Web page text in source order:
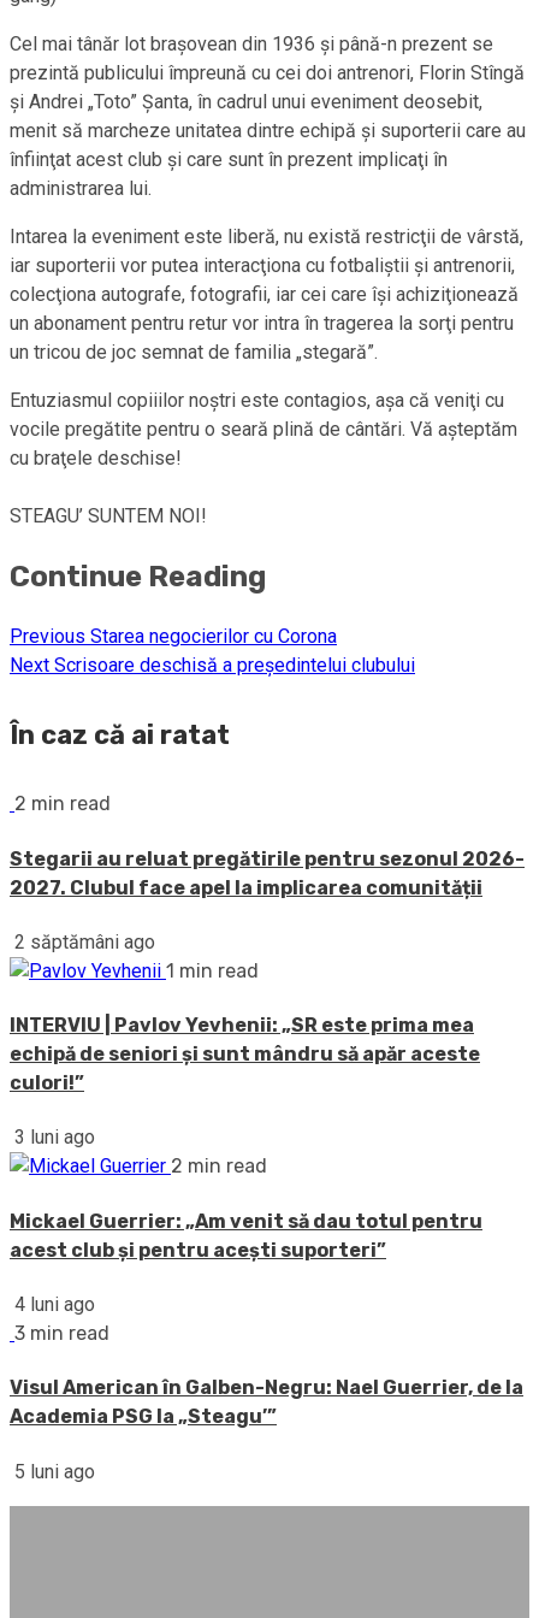
Cel mai tânăr lot braşovean din 1936 şi până-n prezent se
prezintă publicului împreună cu cei doi antrenori, Florin Stîngă
şi Andrei „Toto” Şanta, în cadrul unui eveniment deosebit,
menit să marcheze unitatea dintre echipă şi suporterii care au
înfiinţat acest club şi care sunt în prezent implicaţi în
administrarea lui.
Intarea la eveniment este liberă, nu există restricţii de vârstă,
iar suporterii vor putea interacţiona cu fotbaliştii şi antrenorii,
colecţiona autografe, fotografii, iar cei care îşi achiziţionează
un abonament pentru retur vor intra în tragerea la sorţi pentru
un tricou de joc semnat de familia „stegară”.
Entuziasmul copiiilor noştri este contagios, aşa că veniţi cu
vocile pregătite pentru o seară plină de cântări. Vă aşteptăm
cu braţele deschise!
STEAGU’ SUNTEM NOI!
Continue Reading
Previous Starea negocierilor cu Corona
Next Scrisoare deschisă a preşedintelui clubului
În caz că ai ratat
2 min read
Stegarii au reluat pregătirile pentru sezonul 2026-
2027. Clubul face apel la implicarea comunității
2 săptămâni ago
1 min read
INTERVIU | Pavlov Yevhenii: „SR este prima mea
echipă de seniori și sunt mândru să apăr aceste
culori!”
3 luni ago
2 min read
Mickael Guerrier: „Am venit să dau totul pentru
acest club și pentru acești suporteri”
4 luni ago
3 min read
Visul American în Galben-Negru: Nael Guerrier, de la
Academia PSG la „Steagu’”
5 luni ago